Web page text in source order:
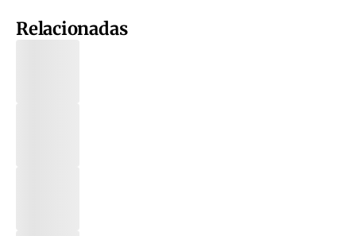
Relacionadas